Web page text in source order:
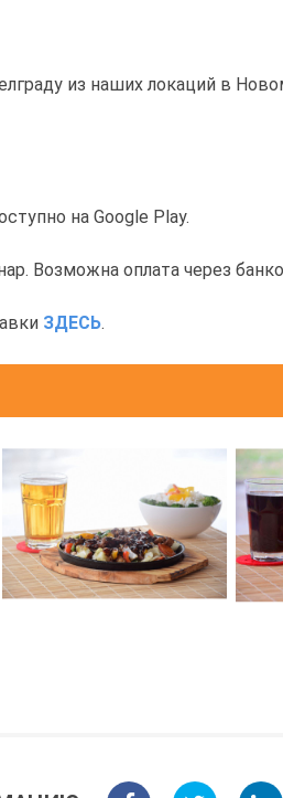
из наших локаций в
на Google Play.
Возможна оплата через
ЗДЕСЬ.